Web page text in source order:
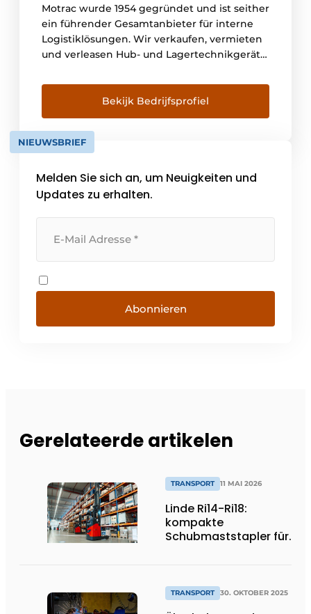
Motrac wurde 1954 gegründet und ist seither
ein führender Gesamtanbieter für interne
Logistiklösungen. Wir verkaufen, vermieten
und verleasen Hub- und Lagertechnikgeräte
und liefern Engineering für automatisierte
Lagertechnik und einen 24/7-
Wartungsservice. Damit bieten wir
Logistiklösungen aus einer Hand, verbunden
mit einem hohen Serviceniveau. Mit
Bekijk Bedrijfsprofiel
NIEUWSBRIEF
Melden Sie sich an, um Neuigkeiten und
Updates zu erhalten.
Abonnieren
Gerelateerde artikelen
TRANSPORT 11 MAI 2026
Linde Ri14-Ri18:
kompakte
Schubmaststapler für
TRANSPORT 30. OKTOBER 2025